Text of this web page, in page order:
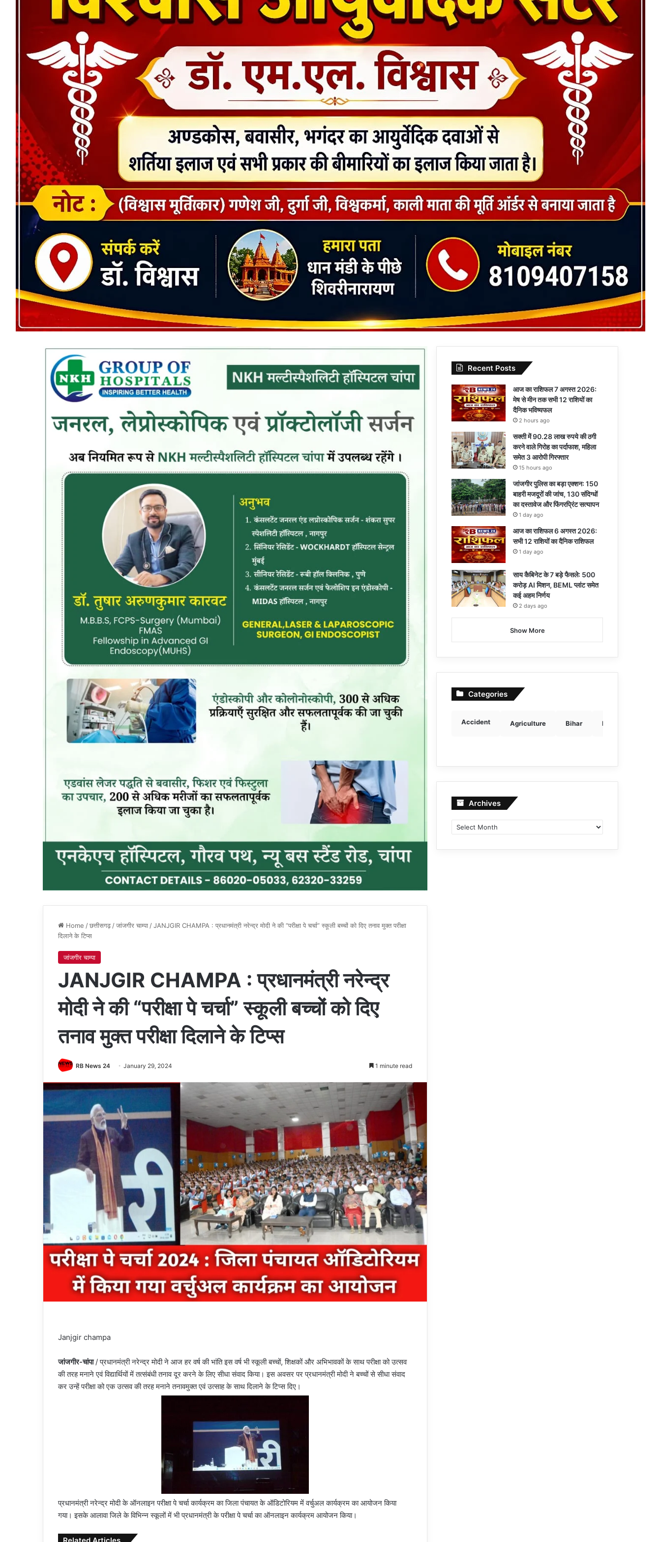
Home /छत्तीसगढ़ /जांजगीर चाम्पा /JANJGIR CHAMPA : प्रधानमंत्री नरेन्द्र मोदी ने की “परीक्षा पे चर्चा” स्कूली बच्चों को दिए तनाव मुक्त परीक्षा
दिलाने के टिप्स
जांजगीर चाम्पा
JANJGIR CHAMPA : प्रधानमंत्री नरेन्द्र
मोदी ने की “परीक्षा पे चर्चा” स्कूली बच्चों को दिए
तनाव मुक्त परीक्षा दिलाने के टिप्स
RB News 24 January 29, 2024 1 minute read
Janjgir champa
जांजगीर-चांपा/ प्रधानमंत्री नरेन्द्र मोदी ने आज हर वर्ष की भांति इस वर्ष भी स्कूली बच्चों, शिक्षकों और अभिभावकों के साथ परीक्षा को उत्सव
की तरह मनाने एवं विद्यार्थियों में तत्संबंधी तनाव दूर करने के लिए सीधा संवाद किया। इस अवसर पर प्रधानमंत्री मोदी ने बच्चों से सीधा संवाद
कर उन्हें परीक्षा को एक उत्सव की तरह मनाने तनावमुक्त एवं उत्साह के साथ दिलाने के टिप्स दिए।
प्रधानमंत्री नरेन्द्र मोदी के ऑनलाइन परीक्षा पे चर्चा कार्यक्रम का जिला पंचायत के ऑडिटोरियम में वर्चुअल कार्यक्रम का आयोजन किया
गया। इसके आलावा जिले के विभिन्न स्कूलों में भी प्रधानमंत्री के परीक्षा पे चर्चा का ऑनलाइन कार्यक्रम आयोजन किया।
Recent Posts
आज का राशिफल 7 अगस्त 2026:
मेष से मीन तक सभी 12 राशियों का
दैनिक भविष्यफल
2 hours ago
सक्ती में 90.28 लाख रुपये की ठगी
करने वाले गिरोह का पर्दाफाश, महिला
समेत 3 आरोपी गिरफ्तार
15 hours ago
जांजगीर पुलिस का बड़ा एक्शन: 150
बाहरी मजदूरों की जांच, 130 संदिग्धों
का दस्तावेज और फिंगरप्रिंट सत्यापन
1 day ago
आज का राशिफल 6 अगस्त 2026:
सभी 12 राशियों का दैनिक राशिफल
1 day ago
साय कैबिनेट के 7 बड़े फैसले: 500
करोड़ AI मिशन, BEML प्लांट समेत
कई अहम निर्णय
2 days ago
Show More
Categories
Accident Agriculture Bihar Breaking news
Archives Archives